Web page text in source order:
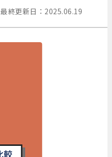
最終更新日： 2025.06.19